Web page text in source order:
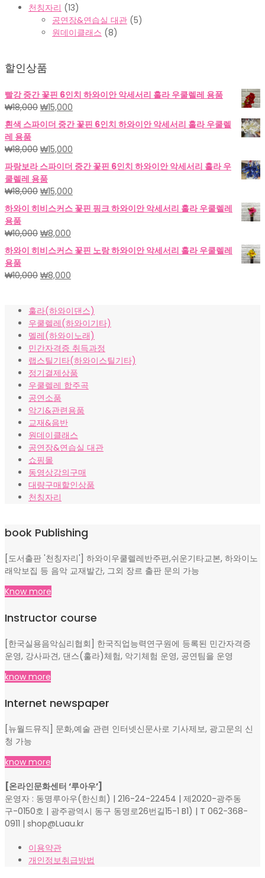
천칭자리 (13)
공연장&연습실 대관 (5)
원데이클래스 (8)
할인상품
빨강 중간 꽃핀 6인치 하와이안 악세서리 훌라 우쿨렐레 용품
₩18,000 원
래
가
격:
₩18,000.
₩15,000
재
가
₩15,000.
흰색 스파이더 중간 꽃핀 6인치 하와이안 악세서리 훌라 우쿨렐
레 용품
₩18,000 원
래
가
격:
₩18,000.
₩15,000
재
가
₩15,000.
파랑보라 스파이더 중간 꽃핀 6인치 하와이안 악세서리 훌라 우
쿨렐레 용품
₩18,000 원
래
가
격:
₩18,000.
₩15,000
재
가
하와이 히비스커스 꽃핀 핑크 하와이안 악세서리 훌라 우쿨렐레
용품
₩10,000 원
래
가
격:
₩10,000.
₩8,000
재
가
₩8,000.
하와이 히비스커스 꽃핀 노랑 하와이안 악세서리 훌라 우쿨렐레
용품
₩10,000 원
격:
₩10,000.
₩8,000
격:
₩8,000.
훌라(하와이댄스)
우쿨렐레(하와이기타)
멜레(하와이노래)
민간자격증 취득과정
랩스틸기타(하와이스틸기타)
정기결제상품
우쿨렐레 합주곡
공연소품
악기&관련용품
교재&음반
원데이클래스
공연장&연습실 대관
쇼핑몰
동영상강의구매
대량구매할인상품
천칭자리
book Publishing
[도서출판 '천칭자리'] 하와이우쿨렐레반주편,쉬운기타교본, 하와이노
래악보집 등 음악 교재발간, 그외 장르 출판 문의 가능
Know more
Instructor course
[한국실용음악심리협회] 한국직업능력연구원에 등록된 민간자격증
운영, 강사파견, 댄스(훌라)체험, 악기체험 운영, 공연팀을 운영
know more
Internet newspaper
[뉴월드뮤직] 문화,예술 관련 인터넷신문사로 기사제보, 광고문의 신
청 가능
know more
[온라인문화센터 ‘루아우’]
운영자 : 동명루아우(한신희) | 216-24-22454 | 제2020-광주동
구-0150호 | 광주광역시 동구 동명로26번길15-1 B1) | T 062-368-
0911 | shop@Luau.kr
이용약관
개인정보취급방법